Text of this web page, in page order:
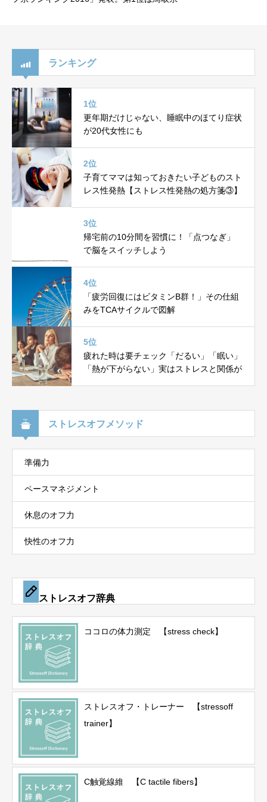
ランキング
1位
更年期だけじゃない、睡眠中のほてり症状
が20代女性にも
2位
子育てママは知っておきたい子どものスト
レス性発熱【ストレス性発熱の処方箋③】
3位
帰宅前の10分間を習慣に！「点つなぎ」
で脳をスイッチしよう
4位
「疲労回復にはビタミンB群！」その仕組
みをTCAサイクルで図解
5位
疲れた時は要チェック「だるい」「眠い」
「熱が下がらない」実はストレスと関係が
ストレスオフメソッド
準備力
ペースマネジメント
休息のオフ力
快性のオフ力
ストレスオフ辞典
ココロの体力測定 【stress check】
ストレスオフ・トレーナー 【stressoff
trainer】
C触覚線維 【C tactile fibers】